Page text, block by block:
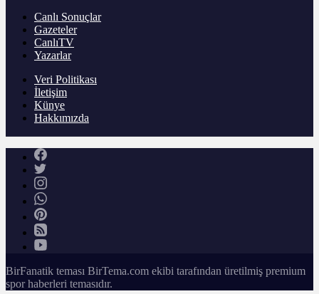
Canlı Sonuçlar
Gazeteler
CanlıTV
Yazarlar
Veri Politikası
İletişim
Künye
Hakkımızda
BirFanatik teması BirTema.com ekibi tarafından üretilmiş premium
spor haberleri temasıdır.